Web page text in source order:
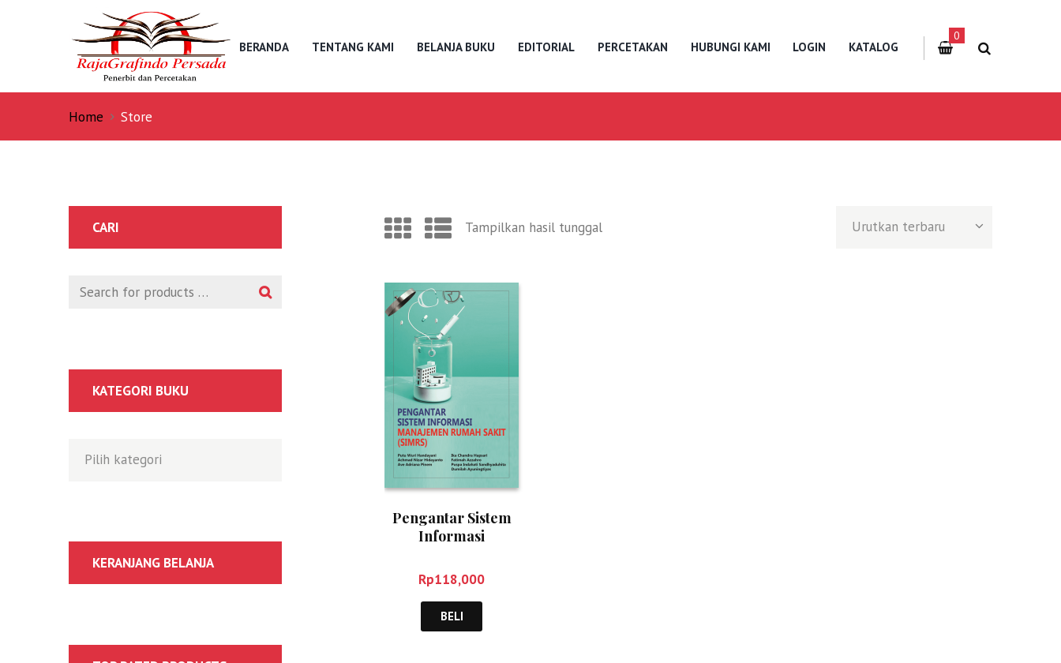
BERANDA TENTANG KAMI BELANJA BUKU EDITORIAL PERCETAKAN HUBUNGI KAMI LOGIN KATALOG
0
Home Store
Tampilkan hasil tunggal
Pengantar Sistem
Informasi
Sakit – Putu Wuri,
dkk
Rp118,000
BELI
CARI
KATEGORI BUKU
KERANJANG BELANJA